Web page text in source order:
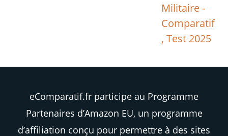
Militaire -
Comparatif
, Test 2025
eComparatif.fr participe au Programme
Partenaires d’Amazon EU, un programme
d’affiliation conçu pour permettre à des sites